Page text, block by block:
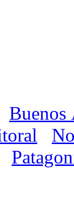
Buenos